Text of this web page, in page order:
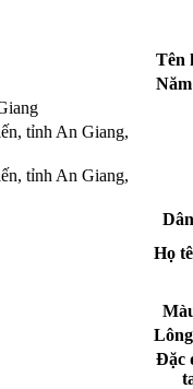
Tên
tỉnh An Giang,
tỉnh An Giang,
Họ
Đặc